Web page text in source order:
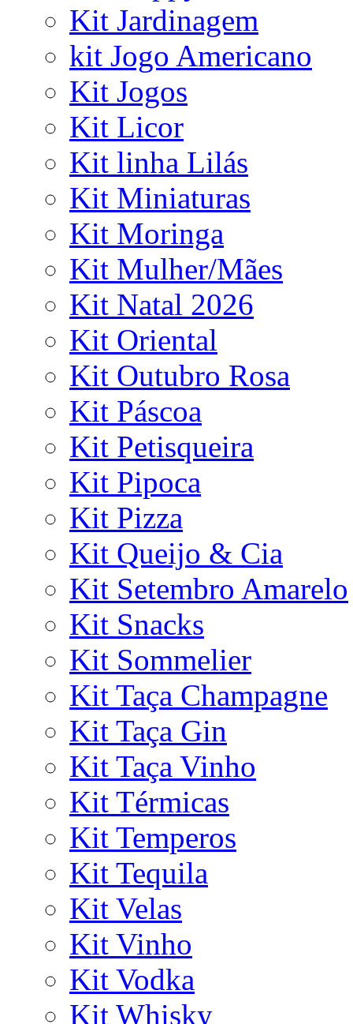
Kit Jardinagem
kit Jogo Americano
Kit Jogos
Kit Licor
Kit linha Lilás
Kit Miniaturas
Kit Moringa
Kit Mulher/Mães
Kit Natal 2026
Kit Oriental
Kit Outubro Rosa
Kit Páscoa
Kit Petisqueira
Kit Pipoca
Kit Pizza
Kit Queijo & Cia
Kit Setembro Amarelo
Kit Snacks
Kit Sommelier
Kit Taça Champagne
Kit Taça Gin
Kit Taça Vinho
Kit Térmicas
Kit Temperos
Kit Tequila
Kit Velas
Kit Vinho
Kit Vodka
Kit Whisky